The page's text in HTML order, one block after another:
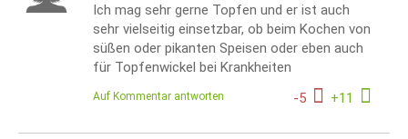
Ich mag sehr gerne Topfen und er ist auch
sehr vielseitig einsetzbar, ob beim Kochen von
süßen oder pikanten Speisen oder eben auch
für Topfenwickel bei Krankheiten
-5 +11
Auf Kommentar antworten